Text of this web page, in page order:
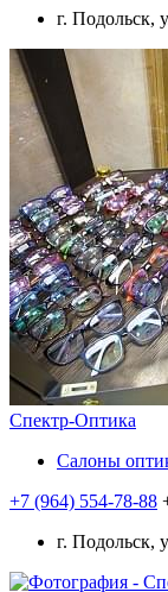
г. Подольск,
Спектр-Оптика
Салоны
+7 (964) 554-78-88
г. Подольск,